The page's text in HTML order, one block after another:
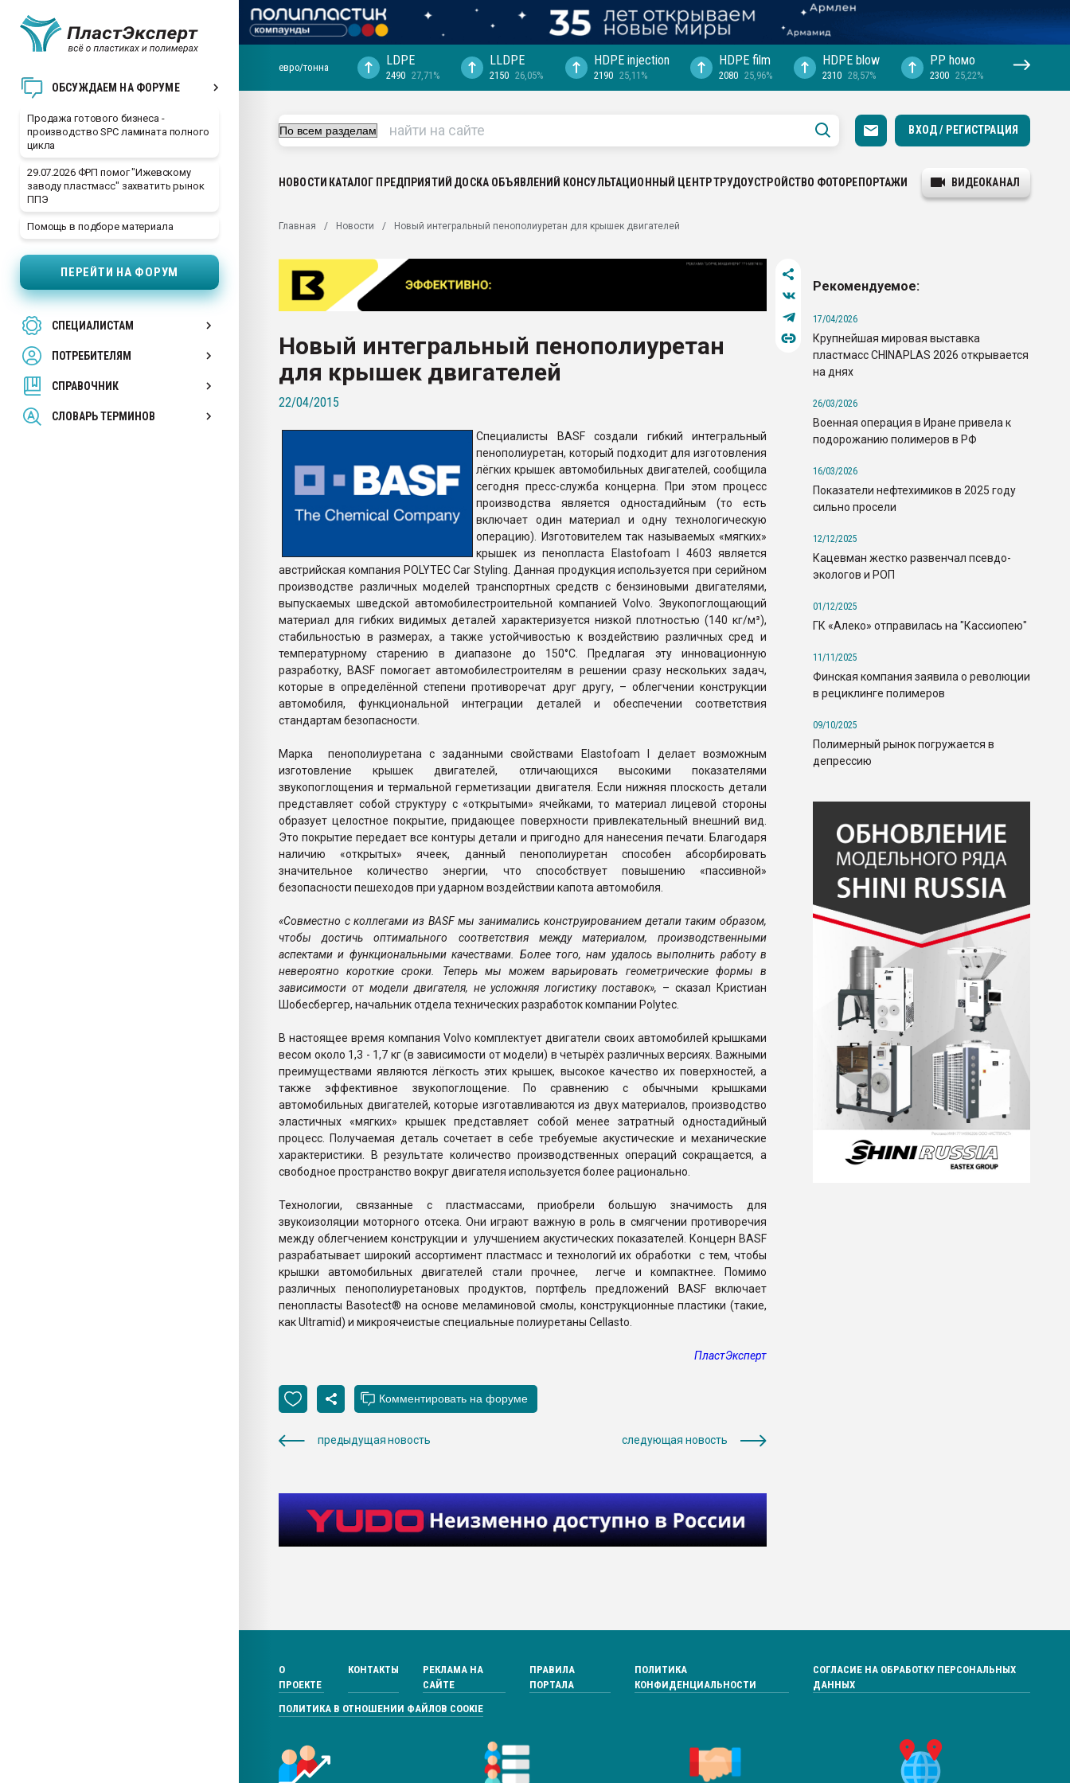
ОБСУЖДАЕМ НА ФОРУМЕ
Продажа готового бизнеса -
производство SPC ламината полного
цикла
29.07.2026 ФРП помог "Ижевскому
заводу пластмасс" захватить рынок
ППЭ
Помощь в подборе материала
ПЕРЕЙТИ НА ФОРУМ
СПЕЦИАЛИСТАМ
ПОТРЕБИТЕЛЯМ
СПРАВОЧНИК
СЛОВАРЬ ТЕРМИНОВ
28.07.2026 "Технониколь" довольна
Всё, что касается выдува ПЭТ
Материал поверхности пуансона для
Продам отходы Композиция
поликарбоната и АБС-пластика
Armaloy PC/ABS-1IM черный цвет
Профильная литература. Продажа,
покупка, обмен
евро/тонна LDPE
2490 27,71%
LLDPE
2150 26,05%
HDPE injection
2190 25,11%
HDPE film
2080 25,96%
HDPE blow
2310 28,57%
PP hомо
2300 25,22%
ВХОД / РЕГИСТРАЦИЯ
НОВОСТИ КАТАЛОГ ПРЕДПРИЯТИЙ ДОСКА ОБЪЯВЛЕНИЙ КОНСУЛЬТАЦИОННЫЙ ЦЕНТРТРУДОУСТРОЙСТВО ФОТОРЕПОРТАЖИ ВИДЕОКАНАЛ
Главная Новости Новый интегральный пенополиуретан для крышек двигателей
Новый интегральный пенополиуретан
для крышек двигателей
22/04/2015
Специалисты BASF создали гибкий интегральный
пенополиуретан, который подходит для изготовления
лёгких крышек автомобильных двигателей, сообщила
сегодня пресс-служба концерна. При этом процесс
производства является одностадийным (то есть
включает один материал и одну технологическую
операцию). Изготовителем так называемых «мягких»
крышек из пенопласта Elastofoam I 4603 является
австрийская компания POLYTEC Car Styling. Данная продукция используется при серийном
производстве различных моделей транспортных средств с бензиновыми двигателями,
выпускаемых шведской автомобилестроительной компанией Volvo. Звукопоглощающий
материал для гибких видимых деталей характеризуется низкой плотностью (140 кг/м³),
стабильностью в размерах, а также устойчивостью к воздействию различных сред и
температурному старению в диапазоне до 150°C. Предлагая эту инновационную
разработку, BASF помогает автомобилестроителям в решении сразу нескольких задач,
которые в определённой степени противоречат друг другу, – облегчении конструкции
автомобиля, функциональной интеграции деталей и обеспечении соответствия
стандартам безопасности.
Марка пенополиуретана с заданными свойствами Elastofoam I делает возможным
изготовление крышек двигателей, отличающихся высокими показателями
звукопоглощения и термальной герметизации двигателя. Если нижняя плоскость детали
представляет собой структуру с «открытыми» ячейками, то материал лицевой стороны
образует целостное покрытие, придающее поверхности привлекательный внешний вид.
Это покрытие передает все контуры детали и пригодно для нанесения печати. Благодаря
наличию «открытых» ячеек, данный пенополиуретан способен абсорбировать
значительное количество энергии, что способствует повышению «пассивной»
безопасности пешеходов при ударном воздействии капота автомобиля.
«Совместно с коллегами из BASF мы занимались конструированием детали таким образом,
чтобы достичь оптимального соответствия между материалом, производственными
аспектами и функциональными качествами. Более того, нам удалось выполнить работу в
невероятно короткие сроки. Теперь мы можем варьировать геометрические формы в
зависимости от модели двигателя, не усложняя логистику поставок», – сказал Кристиан
Шобесбергер, начальник отдела технических разработок компании Polytec.
В настоящее время компания Volvo комплектует двигатели своих автомобилей крышками
весом около 1,3 - 1,7 кг (в зависимости от модели) в четырёх различных версиях. Важными
преимуществами являются лёгкость этих крышек, высокое качество их поверхностей, а
также эффективное звукопоглощение. По сравнению с обычными крышками
автомобильных двигателей, которые изготавливаются из двух материалов, производство
эластичных «мягких» крышек представляет собой менее затратный одностадийный
процесс. Получаемая деталь сочетает в себе требуемые акустические и механические
характеристики. В результате количество производственных операций сокращается, а
свободное пространство вокруг двигателя используется более рационально.
Технологии, связанные с пластмассами, приобрели большую значимость для
звукоизоляции моторного отсека. Они играют важную в роль в смягчении противоречия
между облегчением конструкции и улучшением акустических показателей. Концерн BASF
разрабатывает широкий ассортимент пластмасс и технологий их обработки с тем, чтобы
крышки автомобильных двигателей стали прочнее, легче и компактнее. Помимо
различных пенополиуретановых продуктов, портфель предложений BASF включает
пенопласты Basotect® на основе меламиновой смолы, конструкционные пластики (такие,
как Ultramid) и микроячеистые специальные полиуретаны Cellasto.
ПластЭксперт
предыдущая новость следующая новость
Рекомендуемое:
17/04/2026
Крупнейшая мировая выставка
пластмасс CHINAPLAS 2026 открывается
на днях
26/03/2026
Военная операция в Иране привела к
подорожанию полимеров в РФ
16/03/2026
Показатели нефтехимиков в 2025 году
сильно просели
12/12/2025
Кацевман жестко развенчал псевдо-
экологов и РОП
01/12/2025
ГК «Алеко» отправилась на "Кассиопею"
11/11/2025
Финская компания заявила о революции
в рециклинге полимеров
09/10/2025
Полимерный рынок погружается в
депрессию
О
ПРОЕКТЕ
КОНТАКТЫ
РЕКЛАМА НА
САЙТЕ
ПРАВИЛА
ПОРТАЛА
ПОЛИТИКА
КОНФИДЕНЦИАЛЬНОСТИ
СОГЛАСИЕ НА ОБРАБОТКУ ПЕРСОНАЛЬНЫХ
ДАННЫХ
ПОЛИТИКА В ОТНОШЕНИИ ФАЙЛОВ COOKIE